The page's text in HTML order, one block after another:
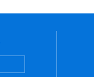
圳经销商